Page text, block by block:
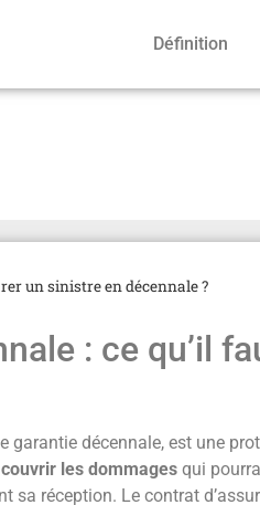
Définition
un sinistre en décennale ?
: ce qu’il
garantie décennale, est une
couvrir les dommages qui
sa réception. Le contrat